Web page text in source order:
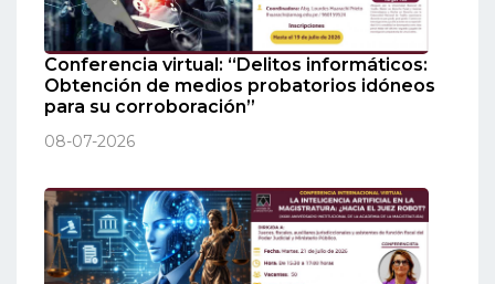
Conferencia virtual: “Delitos informáticos:
Obtención de medios probatorios idóneos
para su corroboración”
08-07-2026